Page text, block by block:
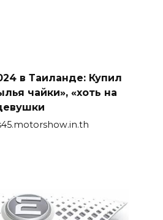
в Таиланде: Купил
чайки», «хоть на